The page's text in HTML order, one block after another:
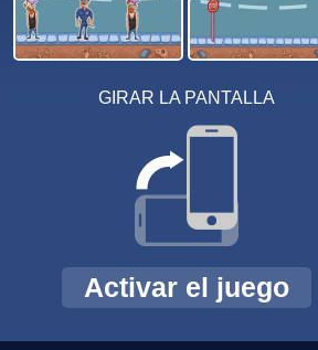
GIRAR LA PANTALLA
Activar el juego